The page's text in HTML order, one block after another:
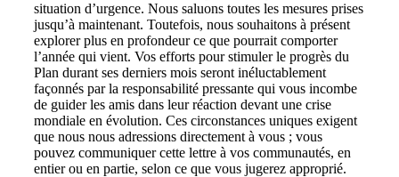
situation d’urgence. Nous saluons toutes les mesures prises
jusqu’à maintenant. Toutefois, nous souhaitons à présent
explorer plus en profondeur ce que pourrait comporter
l’année qui vient. Vos efforts pour stimuler le progrès du
Plan durant ses derniers mois seront inéluctablement
façonnés par la responsabilité pressante qui vous incombe
de guider les amis dans leur réaction devant une crise
mondiale en évolution. Ces circonstances uniques exigent
que nous nous adressions directement à vous ; vous
pouvez communiquer cette lettre à vos communautés, en
entier ou en partie, selon ce que vous jugerez approprié.